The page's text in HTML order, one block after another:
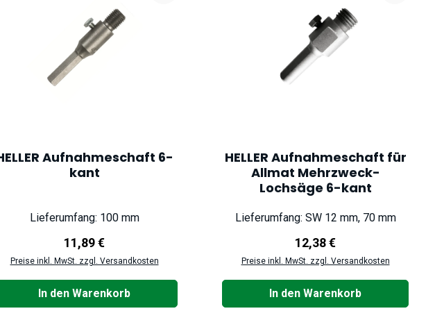
Aufnahmeschaft 6-
kant
Lieferumfang: 100 mm
Regulärer Preis:
11,89 €
Preise inkl. MwSt. zzgl. Versandkosten
In den Warenkorb
HELLER Aufnahmeschaft für
Allmat Mehrzweck-
Lochsäge 6-kant
Lieferumfang: SW 12 mm, 70 mm
Regulärer Preis:
12,38 €
Preise inkl. MwSt. zzgl. Versandkosten
In den Warenkorb